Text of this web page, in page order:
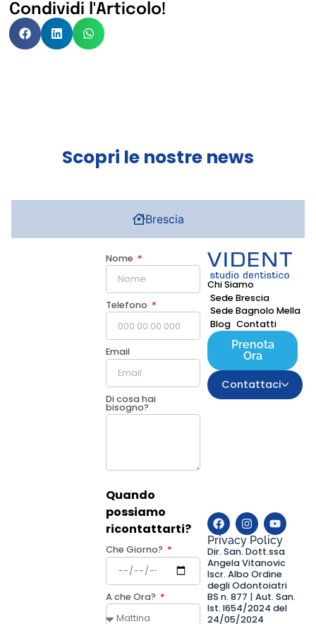
Condividi l'Articolo!
Scopri le nostre news
Brescia
Nome
Telefono
Email
Di cosa hai
bisogno?
Quando
possiamo
ricontattarti?
Che Giorno?
A che Ora?
Chi Siamo
Sede Brescia
Sede Bagnolo Mella
Blog Contatti
Prenota
Ora
Contattaci
Privacy Policy
Dir. San. Dott.ssa
Angela Vitanovic
Iscr. Albo Ordine
degli Odontoiatri
BS n. 877 | Aut. San.
Ist. I654/2024 del
24/05/2024